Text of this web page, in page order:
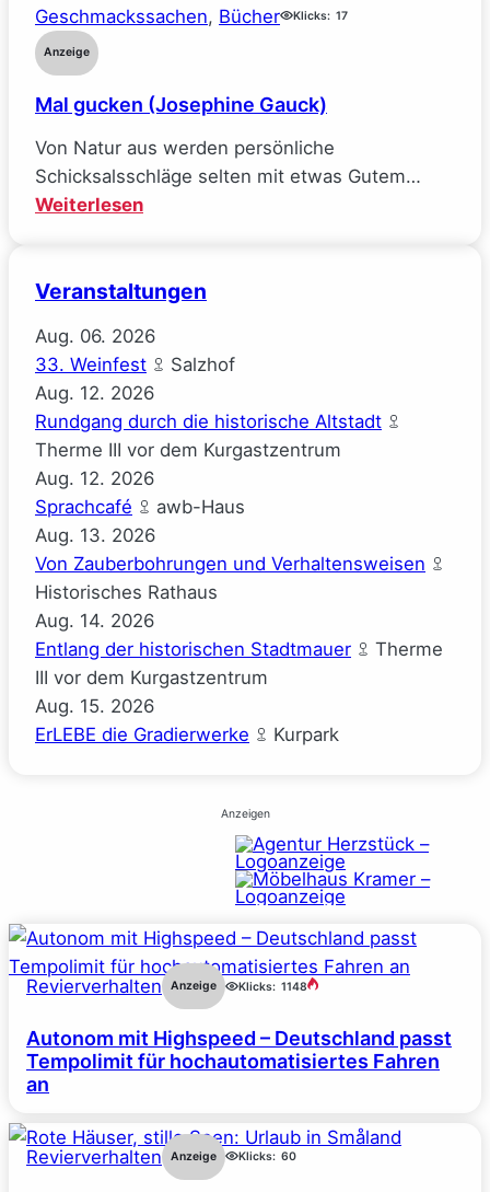
(Sarah
Geschmackssachen, Bücher Klicks: 17
Anzeige
Mal gucken (Josephine Gauck)
Von Natur aus werden persönliche
Schicksalsschläge selten mit etwas Gutem…
Weiterlesen:
(Josephine
Veranstaltungen
Aug. 06. 2026
33. Weinfest
Salzhof
Aug. 12. 2026
Rundgang durch die historische Altstadt
Therme III vor dem Kurgastzentrum
Aug. 12. 2026
Sprachcafé
awb-Haus
Aug. 13. 2026
Von Zauberbohrungen und Verhaltensweisen
Historisches Rathaus
Aug. 14. 2026
Entlang der historischen Stadtmauer
Therme
III vor dem Kurgastzentrum
Aug. 15. 2026
ErLEBE die Gradierwerke
Kurpark
Anzeigen
Revierverhalten Anzeige Klicks: 1148
Autonom mit Highspeed – Deutschland passt
Tempolimit für hochautomatisiertes Fahren
an
Revierverhalten Anzeige Klicks: 60